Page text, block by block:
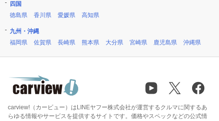
四国
徳島県
香川県 愛媛県 高知県
九州・沖縄
福岡県
佐賀県 長崎県 熊本県 大分県 宮崎県 鹿児島県 沖縄県
carview!（カービュー）はLINEヤフー株式会社が運営するクルマに関するあ
らゆる情報やサービスを提供するサイトです。価格やスペックなどの公式情